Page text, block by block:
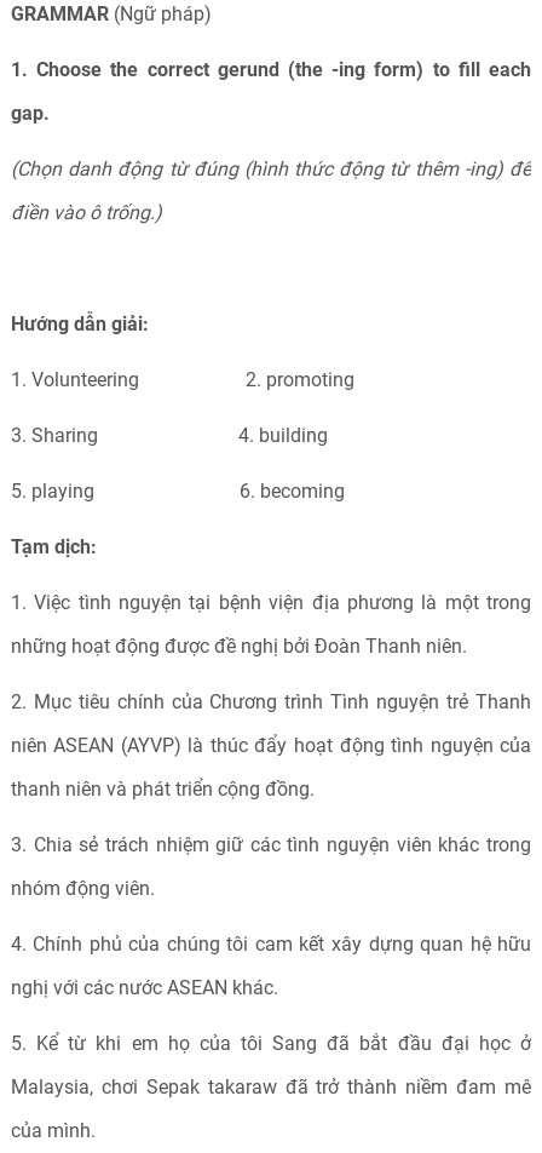
GRAMMAR (Ngữ pháp)
1. Choose the correct gerund (the -ing form) to fill each
gap.
(Chọn danh động từ đúng (hình thức động từ thêm -ing) để
điền vào ô trống.)
Hướng dẫn giải:
1. Volunteering 2. promoting
3. Sharing 4. building
5. playing 6. becoming
Tạm dịch:
1. Việc tình nguyện tại bệnh viện địa phương là một trong
những hoạt động được đề nghị bởi Đoàn Thanh niên.
2. Mục tiêu chính của Chương trình Tình nguyện trẻ Thanh
niên ASEAN (AYVP) là thúc đẩy hoạt động tình nguyện của
thanh niên và phát triển cộng đồng.
3. Chia sẻ trách nhiệm giữ các tình nguyện viên khác trong
nhóm động viên.
4. Chính phủ của chúng tôi cam kết xây dựng quan hệ hữu
nghị với các nước ASEAN khác.
5. Kể từ khi em họ của tôi Sang đã bắt đầu đại học ở
Malaysia, chơi Sepak takaraw đã trở thành niềm đam mê
của mình.